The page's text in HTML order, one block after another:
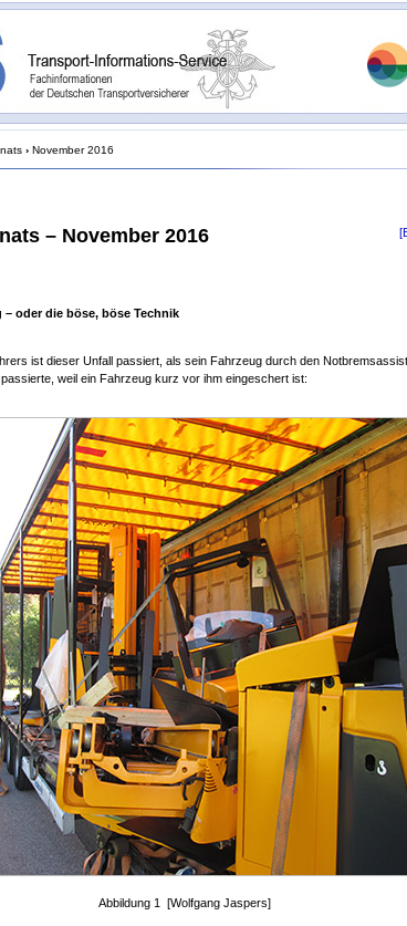
› November 2016
– November 2016
– oder die böse, böse Technik
ist dieser Unfall passiert, als sein Fahrzeug durch den
weil ein Fahrzeug kurz vor ihm eingeschert ist:
Abbildung 1 [Wolfgang Jaspers]